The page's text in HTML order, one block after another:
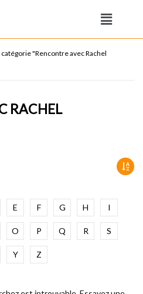
"Rencontre avec Rachel
RACHEL
E F G H I
O P Q R S
Y Z